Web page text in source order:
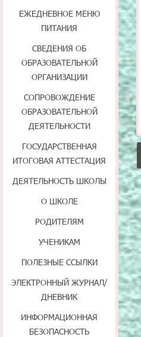
ЕЖЕДНЕВНОЕ МЕНЮ
ПИТАНИЯ
СВЕДЕНИЯ ОБ
ОБРАЗОВАТЕЛЬНОЙ
ОРГАНИЗАЦИИ
СОПРОВОЖДЕНИЕ
ОБРАЗОВАТЕЛЬНОЙ
ДЕЯТЕЛЬНОСТИ
ГОСУДАРСТВЕННАЯ
ИТОГОВАЯ АТТЕСТАЦИЯ
ДЕЯТЕЛЬНОСТЬ ШКОЛЫ
О ШКОЛЕ
РОДИТЕЛЯМ
УЧЕНИКАМ
ПОЛЕЗНЫЕ ССЫЛКИ
ЭЛЕКТРОННЫЙ ЖУРНАЛ/
ДНЕВНИК
ИНФОРМАЦИОННАЯ
БЕЗОПАСНОСТЬ